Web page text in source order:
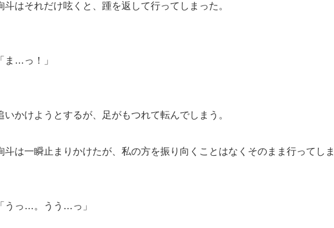
斗はそれだけ呟くと、踵を返して行ってしまった。
「ま…っ！」
いかけようとするが、足がもつれて転んでしまう。
斗は一瞬止まりかけたが、私の方を振り向くことはなくそのまま行ってし
「うっ…。うう…っ」